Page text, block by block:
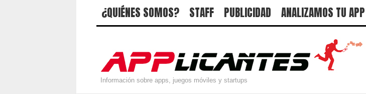
¿QUIÉNES SOMOS? STAFF PUBLICIDAD ANALIZAMOS TU APP
Información sobre apps, juegos móviles y startups